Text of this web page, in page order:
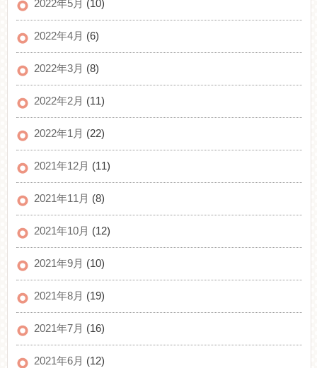
2022年5月 (10)
2022年4月 (6)
2022年3月 (8)
2022年2月 (11)
2022年1月 (22)
2021年12月 (11)
2021年11月 (8)
2021年10月 (12)
2021年9月 (10)
2021年8月 (19)
2021年7月 (16)
2021年6月 (12)